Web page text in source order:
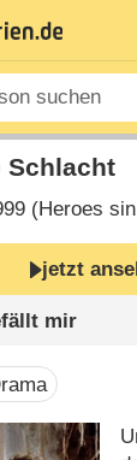
Schlacht
(Heroes
jetzt